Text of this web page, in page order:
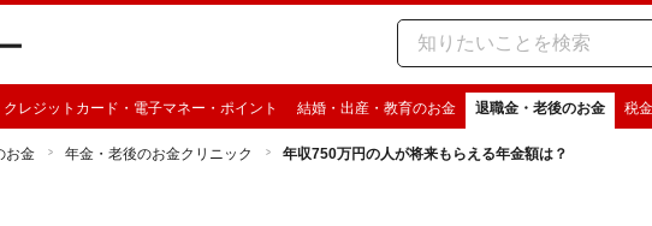
クレジットカード・電子マネー・ポイント 結婚・出産・教育のお金 退職金・老後のお金 税
お金 年金・老後のお金クリニック 年収750万円の人が将来もらえる年金額は？